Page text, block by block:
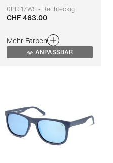
0PR 17WS - Rechteckig
Anpassbar
CHF 463.00
Mehr Farben
ANPASSBAR